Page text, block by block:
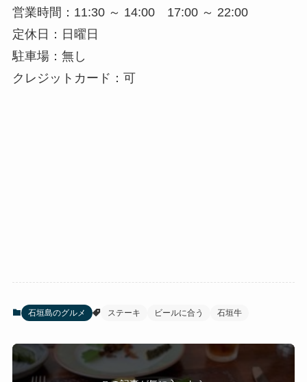
営業時間：11:30 ～ 14:00 17:00 ～ 22:00
定休日：日曜日
駐車場：無し
クレジットカード：可
石垣島のグルメ ステーキ ビールに合う 石垣牛